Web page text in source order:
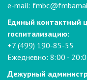
e-mail:
Единый контактный
госпитализацию:
+7 (499) 190-85-55
Ежедневно: 8:00 -
Дежурный